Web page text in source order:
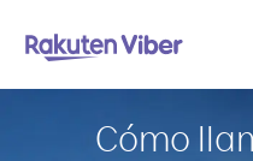
Cómo